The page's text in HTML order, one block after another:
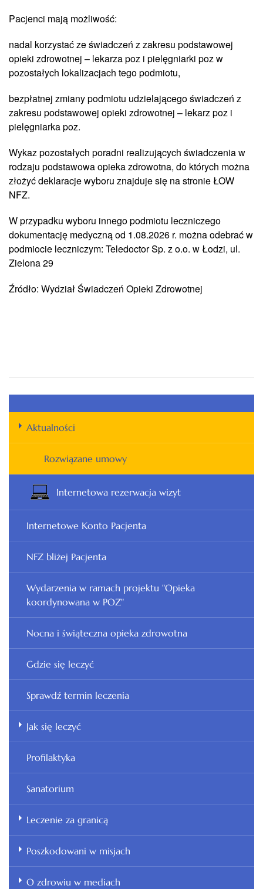
Pacjenci mają możliwość:
nadal korzystać ze świadczeń z zakresu podstawowej
opieki zdrowotnej – lekarza poz i pielęgniarki poz w
pozostałych lokalizacjach tego podmiotu,
bezpłatnej zmiany podmiotu udzielającego świadczeń z
zakresu podstawowej opieki zdrowotnej – lekarz poz i
pielęgniarka poz.
Wykaz pozostałych poradni realizujących świadczenia w
rodzaju podstawowa opieka zdrowotna, do których można
złożyć deklaracje wyboru znajduje się na stronie ŁOW
NFZ.
W przypadku wyboru innego podmiotu leczniczego
dokumentację medyczną od 1.08.2026 r. można odebrać w
podmiocie leczniczym: Teledoctor Sp. z o.o. w Łodzi, ul.
Zielona 29
Źródło: Wydział Świadczeń Opieki Zdrowotnej
Aktualności
Rozwiązane umowy
Internetowa rezerwacja wizyt
Internetowe Konto Pacjenta
NFZ bliżej Pacjenta
Wydarzenia w ramach projektu "Opieka
koordynowana w POZ"
Nocna i świąteczna opieka zdrowotna
Gdzie się leczyć
Sprawdź termin leczenia
Jak się leczyć
Profilaktyka
Sanatorium
Leczenie za granicą
Poszkodowani w misjach
O zdrowiu w mediach